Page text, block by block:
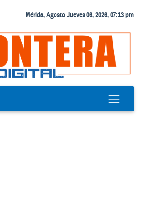
Mérida, Agosto Jueves 06, 2026, 07:13 pm